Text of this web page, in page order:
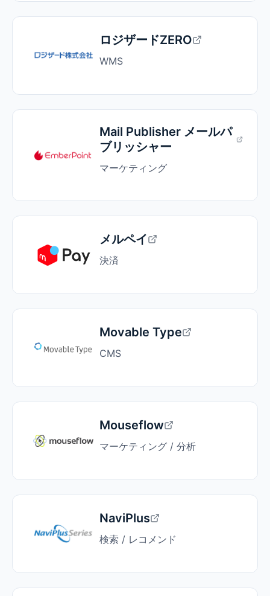
ロジザードZERO
WMS
Mail Publisher メールパ
ブリッシャー
マーケティング
メルペイ
決済
Movable Type
CMS
Mouseflow
マーケティング / 分析
NaviPlus
検索 / レコメンド